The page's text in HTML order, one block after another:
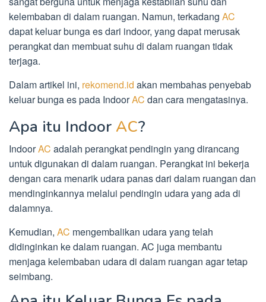
kelembaban di dalam ruangan. Namun, terkadang AC
dapat keluar bunga es dari indoor, yang dapat merusak
perangkat dan membuat suhu di dalam ruangan tidak
terjaga.
Dalam artikel ini, rekomend.id akan membahas penyebab
keluar bunga es pada IndoorAC dan cara mengatasinya.
Apa itu Indoor AC?
IndoorAC adalah perangkat pendingin yang dirancang
untuk digunakan di dalam ruangan. Perangkat ini bekerja
dengan cara menarik udara panas dari dalam ruangan dan
mendinginkannya melalui pendingin udara yang ada di
dalamnya.
Kemudian, AC mengembalikan udara yang telah
didinginkan ke dalam ruangan. AC juga membantu
menjaga kelembaban udara di dalam ruangan agar tetap
seimbang.